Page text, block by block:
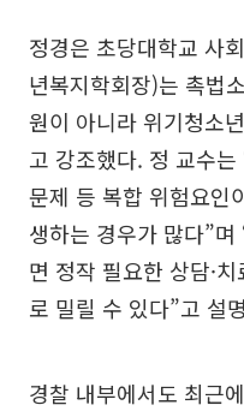
정경은 초당대학교 사
년복지학회장)는 촉법
원이 아니라 위기청소
고 강조했다. 정 교수
문제 등 복합 위험요인
생하는 경우가 많다”
면 정작 필요한 상담·
로 밀릴 수 있다”고 설
경찰 내부에서도 최근